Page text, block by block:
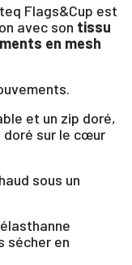
Flags&Cup est
avec son tissu
en mesh
et un zip doré,
doré sur le cœur
sous un
sécher en